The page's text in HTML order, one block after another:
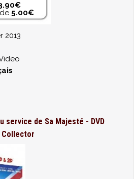
5.00€
2013
service de Sa Majesté - DVD
Collector